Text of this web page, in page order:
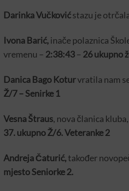
Darinka Vučkovićstazu je
Ivona Barić,inače polaznica
vremenu – 2:38:43– 26 ukupno
Danica Bago Koturvratila nam
Ž/7 – Senirke 1
Vesna Štraus, nova članica
37. ukupno Ž/6. Veteranke 2
Andreja Čaturić,također
mjesto Seniorke 2.